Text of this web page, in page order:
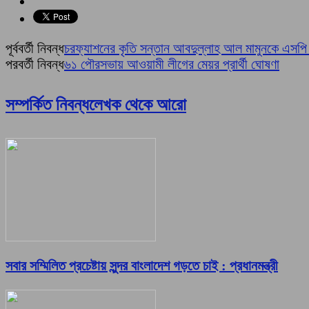
পূর্ববর্তী নিবন্ধচরফ্যাশনের কৃতি সন্তান আবদুল্লাহ আল মামুনকে এসপি
পরবর্তী নিবন্ধ৬১ পৌরসভায় আওয়ামী লীগের মেয়র প্রার্থী ঘোষণা
সম্পর্কিত নিবন্ধলেখক থেকে আরো
সবার সম্মিলিত প্রচেষ্টায় সুন্দর বাংলাদেশ গড়তে চাই : প্রধানমন্ত্রী